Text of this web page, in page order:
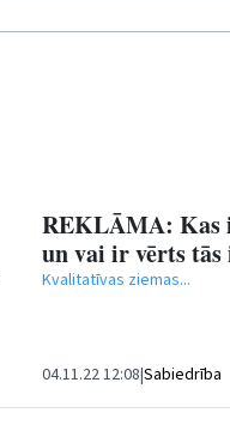
REKLĀMA: Kas
un vai ir vērts tās
Kvalitatīvas ziemas...
04.11.22 12:08|Sabiedrība